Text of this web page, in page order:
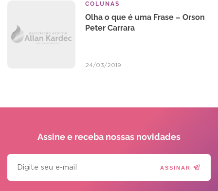
COLUNAS
Olha o que é uma Frase – Orson
Peter Carrara
24/03/2019
Assine e receba nossas novidades
ASSINAR